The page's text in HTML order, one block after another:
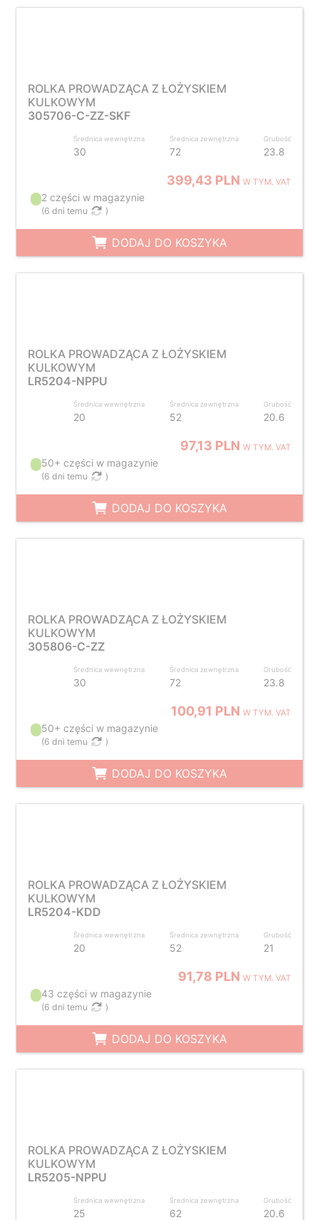
ROLKA PROWADZĄCA Z ŁOŻYSKIEM
KULKOWYM
305706-C-ZZ-SKF
Średnica wewnętrzna
30
Średnica zewnętrzna
72
Grubość
23.8
399,43 PLNW TYM. VAT
2 części w magazynie
(6 dni temu )
DODAJ DO KOSZYKA
ROLKA PROWADZĄCA Z ŁOŻYSKIEM
KULKOWYM
LR5204-NPPU
Średnica wewnętrzna
20
Średnica zewnętrzna
52
Grubość
20.6
97,13 PLNW TYM. VAT
50+ części w magazynie
(6 dni temu )
DODAJ DO KOSZYKA
ROLKA PROWADZĄCA Z ŁOŻYSKIEM
KULKOWYM
305806-C-ZZ
Średnica wewnętrzna
30
Średnica zewnętrzna
72
Grubość
23.8
100,91 PLNW TYM. VAT
50+ części w magazynie
(6 dni temu )
DODAJ DO KOSZYKA
ROLKA PROWADZĄCA Z ŁOŻYSKIEM
KULKOWYM
LR5204-KDD
Średnica wewnętrzna
20
Średnica zewnętrzna
52
Grubość
21
91,78 PLNW TYM. VAT
43 części w magazynie
(6 dni temu )
DODAJ DO KOSZYKA
ROLKA PROWADZĄCA Z ŁOŻYSKIEM
KULKOWYM
LR5205-NPPU
Średnica wewnętrzna
25
Średnica zewnętrzna
62
Grubość
20.6